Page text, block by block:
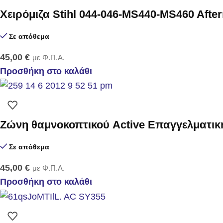
Χειρόμιζα Stihl 044-046-MS440-MS460
Σε απόθεμα
45,00 € με Φ.Π.Α.
Προσθήκη στο καλάθι
Zώνη θαμνοκοπτικού Active
Σε απόθεμα
45,00 € με Φ.Π.Α.
Προσθήκη στο καλάθι